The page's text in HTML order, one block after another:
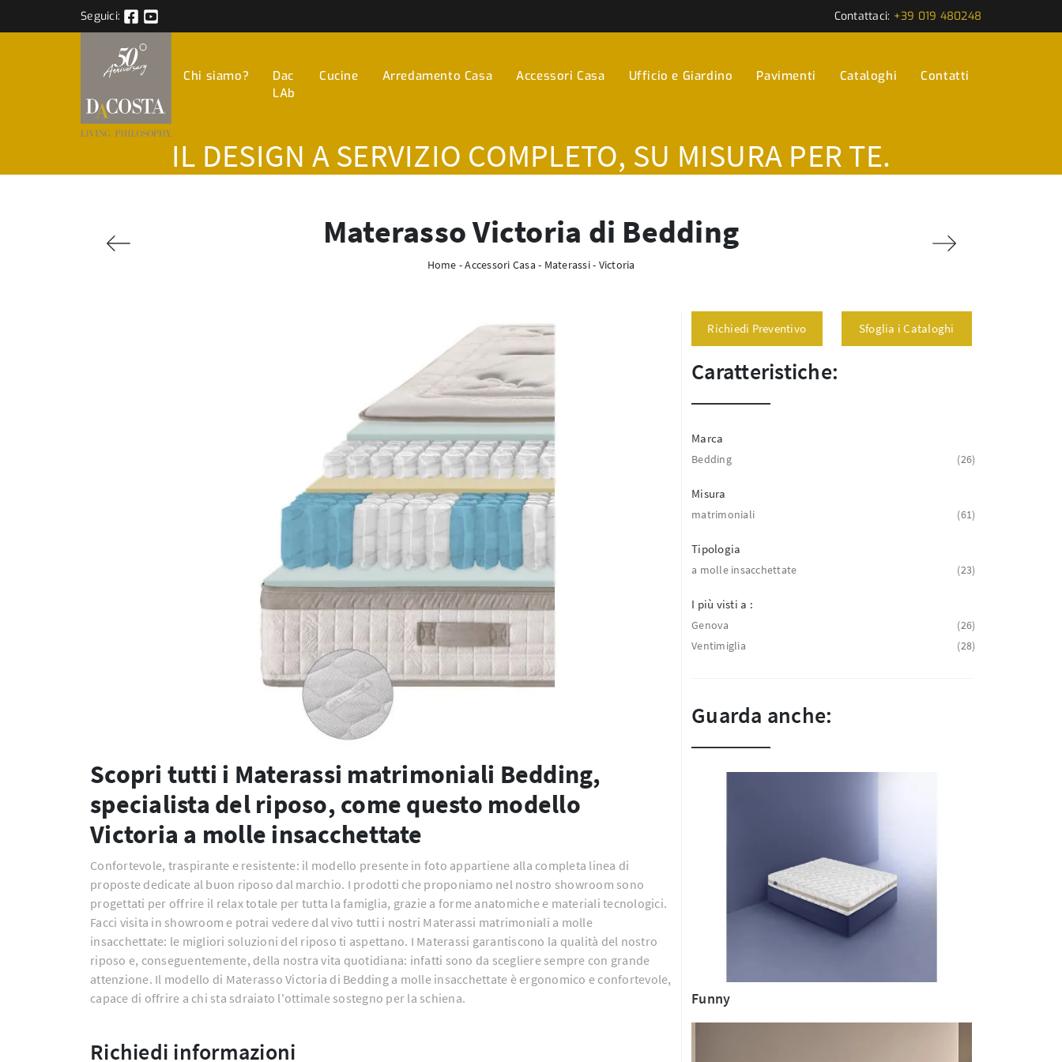
Seguici: Contattaci: +39 019 480248
Chi siamo?
Dac
LAb
Cucine Arredamento Casa Accessori Casa Ufficio e Giardino Pavimenti Cataloghi Contatti
IL DESIGN A SERVIZIO COMPLETO, SU MISURA PER TE.
Materasso Victoria di Bedding
Home -Accessori Casa - Materassi- Victoria
Scopri tutti i Materassi matrimoniali Bedding,
specialista del riposo, come questo modello
Victoria a molle insacchettate
Confortevole, traspirante e resistente: il modello presente in foto appartiene alla completa linea di
proposte dedicate al buon riposo dal marchio. I prodotti che proponiamo nel nostro showroom sono
progettati per offrire il relax totale per tutta la famiglia, grazie a forme anatomiche e materiali tecnologici.
Facci visita in showroom e potrai vedere dal vivo tutti i nostri Materassi matrimoniali a molle
insacchettate: le migliori soluzioni del riposo ti aspettano. I Materassi garantiscono la qualità del nostro
riposo e, conseguentemente, della nostra vita quotidiana: infatti sono da scegliere sempre con grande
attenzione. Il modello di Materasso Victoria di Bedding a molle insacchettate è ergonomico e confortevole,
capace di offrire a chi sta sdraiato l'ottimale sostegno per la schiena.
Richiedi informazioni
Richiedi Preventivo Sfoglia i Cataloghi
Caratteristiche:
Marca
Bedding 26
Misura
matrimoniali 61
Tipologia
a molle insacchettate 23
I più visti a :
Genova
26
Ventimiglia
28
Guarda anche:
Funny